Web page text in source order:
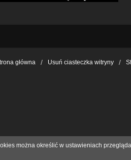
można określić w ustawieniach
główna Usuń ciasteczka witryny